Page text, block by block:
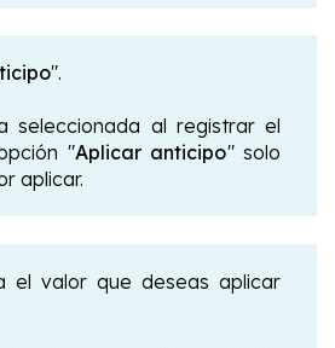
".
al registrar el
"Aplicar anticipo" solo
aplicar.
el valor que deseas aplicar